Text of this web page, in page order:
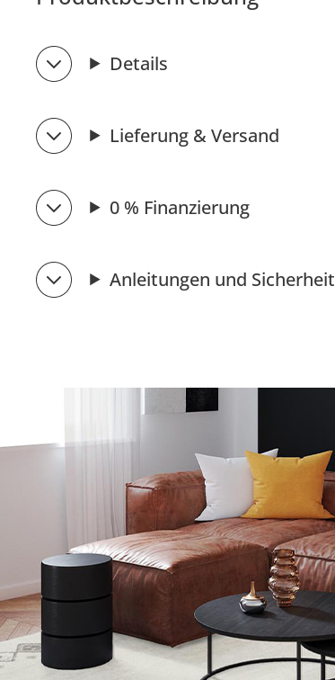
Details
Lieferung & Versand
0 % Finanzierung
Anleitungen und Sicherheit